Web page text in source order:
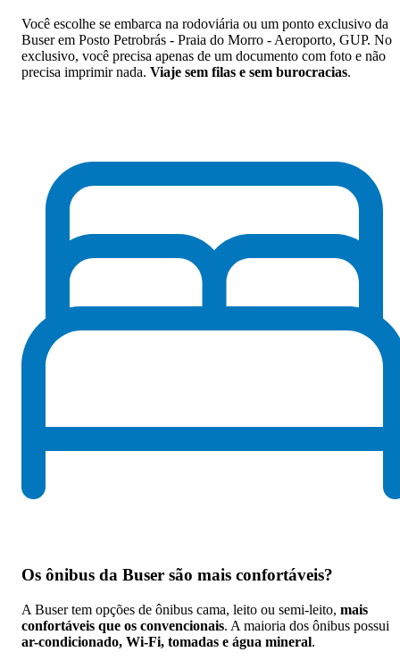
Você escolhe se embarca na rodoviária ou um ponto exclusivo da
Buser em Posto Petrobrás - Praia do Morro - Aeroporto, GUP. No
exclusivo, você precisa apenas de um documento com foto e não
precisa imprimir nada. Viaje sem filas e sem burocracias.
Os ônibus da Buser são mais confortáveis?
A Buser tem opções de ônibus cama, leito ou semi-leito, mais
confortáveis que os convencionais. A maioria dos ônibus possui
ar-condicionado, Wi-Fi, tomadas e água mineral.